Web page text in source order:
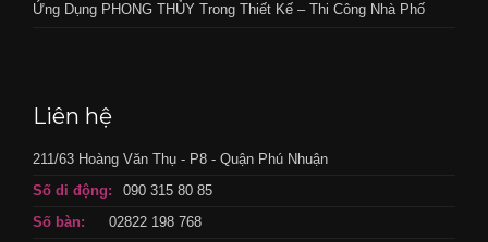
Ứng Dụng PHONG THỦY Trong Thiết Kế – Thi Công Nhà Phố
Liên hệ
211/63 Hoàng Văn Thụ - P8 - Quận Phú Nhuận
Số di động:
090 315 80 85
Số bàn:
02822 198 768